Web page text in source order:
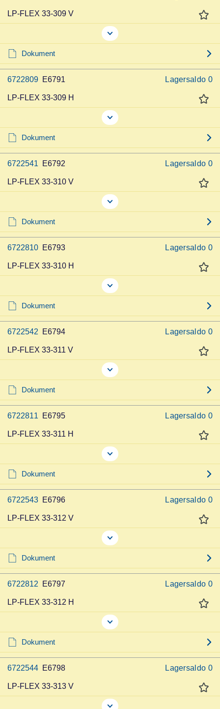
LP-FLEX 33-309 V
Dokument
6722809 E6791 Lagersaldo 0
LP-FLEX 33-309 H
Dokument
6722541 E6792 Lagersaldo 0
LP-FLEX 33-310 V
Dokument
6722810 E6793 Lagersaldo 0
LP-FLEX 33-310 H
Dokument
6722542 E6794 Lagersaldo 0
LP-FLEX 33-311 V
Dokument
6722811 E6795 Lagersaldo 0
LP-FLEX 33-311 H
Dokument
6722543 E6796 Lagersaldo 0
LP-FLEX 33-312 V
Dokument
6722812 E6797 Lagersaldo 0
LP-FLEX 33-312 H
Dokument
6722544 E6798 Lagersaldo 0
LP-FLEX 33-313 V